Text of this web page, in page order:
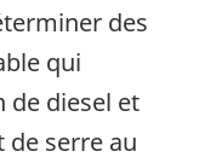
des
qui
de diesel et
de serre au